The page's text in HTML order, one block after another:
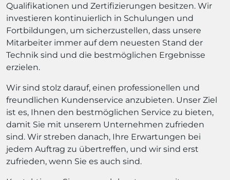
Qualifikationen und Zertifizierungen besitzen. Wir
investieren kontinuierlich in Schulungen und
Fortbildungen, um sicherzustellen, dass unsere
Mitarbeiter immer auf dem neuesten Stand der
Technik sind und die bestmöglichen Ergebnisse
erzielen.
Wir sind stolz darauf, einen professionellen und
freundlichen Kundenservice anzubieten. Unser Ziel
ist es, Ihnen den bestmöglichen Service zu bieten,
damit Sie mit unserem Unternehmen zufrieden
sind. Wir streben danach, Ihre Erwartungen bei
jedem Auftrag zu übertreffen, und wir sind erst
zufrieden, wenn Sie es auch sind.